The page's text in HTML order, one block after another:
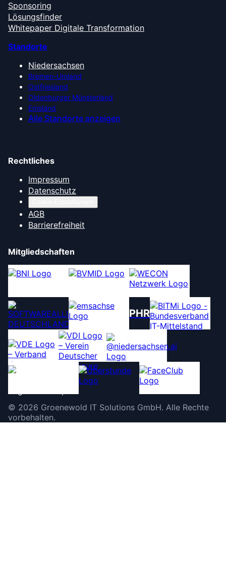
Sponsoring
Lösungsfinder
Whitepaper Digitale Transformation
Standorte
Niedersachsen
Bremen-Umland
Ostfriesland
Oldenburger Münsterland
Emsland
Alle Standorte anzeigen
Rechtliches
Impressum
Datenschutz
AGB
Barrierefreiheit
Mitgliedschaften
PHR
© 2026 Groenewold IT Solutions GmbH. Alle Rechte
vorbehalten.